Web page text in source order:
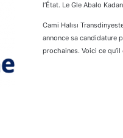
l’État. Le Gle Abalo
Cami Halısı
annonce sa candidature
prochaines. Voici ce